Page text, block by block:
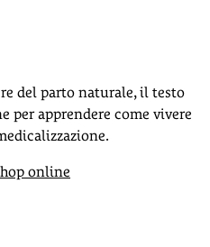
del parto naturale, il testo
apprendere come vivere
online